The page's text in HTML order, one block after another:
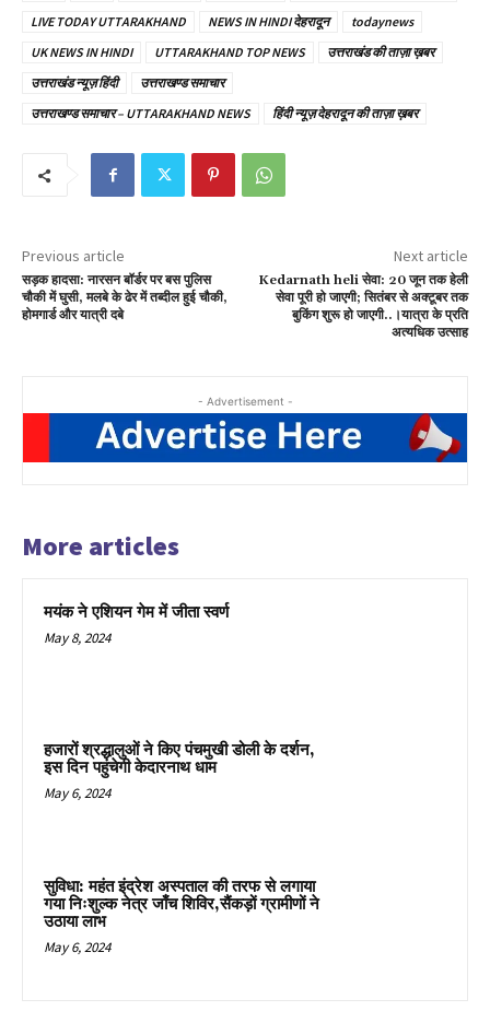
LIVE TODAY UTTARAKHAND
NEWS IN HINDI देहरादून
todaynews
UK NEWS IN HINDI
UTTARAKHAND TOP NEWS
उत्तराखंड की ताज़ा ख़बर
उत्तराखंड न्यूज़ हिंदी
उत्तराखण्ड समाचार
उत्तराखण्ड समाचार – UTTARAKHAND NEWS
हिंदी न्यूज़ देहरादून की ताज़ा ख़बर
Previous article
सड़क हादसा: नारसन बॉर्डर पर बस पुलिस
चौकी में घुसी, मलबे के ढेर में तब्दील हुई चौकी,
होमगार्ड और यात्री दबे
Next article
Kedarnath heli सेवा: 20 जून तक हेली
सेवा पूरी हो जाएगी; सितंबर से अक्टूबर तक
बुकिंग शुरू हो जाएगी..।यात्रा के प्रति
अत्यधिक उत्साह
- Advertisement -
More articles
मयंक ने एशियन गेम में जीता स्वर्ण
May 8, 2024
हजारों श्रद्धालुओं ने किए पंचमुखी डोली के दर्शन,
इस दिन पहुंचेगी केदारनाथ धाम
May 6, 2024
सुविधा: महंत इंद्रेश अस्पताल की तरफ से लगाया
गया निःशुल्क नेत्र जाँच शिविर,सैंकड़ों ग्रामीणों ने
उठाया लाभ
May 6, 2024